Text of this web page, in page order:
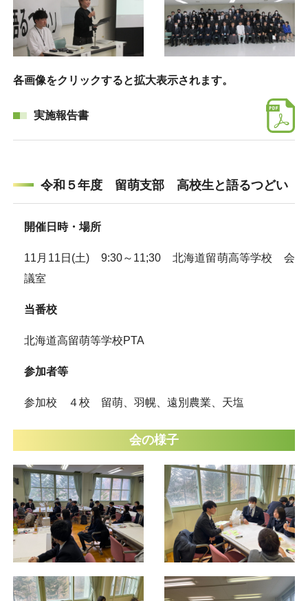
各画像をクリックすると拡大表示されます。
実施報告書
令和５年度 留萌支部 高校生と語るつどい
開催日時・場所
11月11日(土) 9:30～11;30 北海道留萌高等学校 会
議室
当番校
北海道高留萌等学校PTA
参加者等
参加校 ４校 留萌、羽幌、遠別農業、天塩
会の様子